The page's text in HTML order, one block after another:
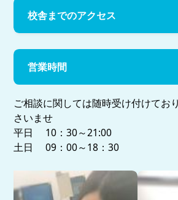
校舎までのアクセス
営業時間
ご相談に関しては随時受け付けてお
さいませ
平日 10：30～21:00
土日 09：00～18：30